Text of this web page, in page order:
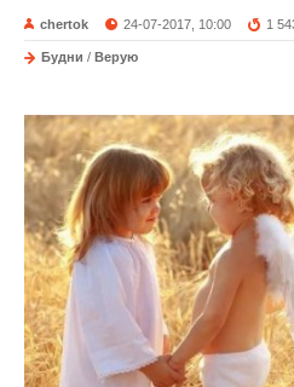
chertok 24-07-2017, 10:00 1
Будни / Верую